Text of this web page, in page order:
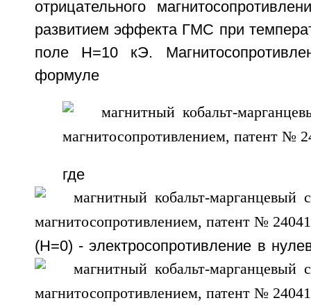
отрицательного
развитием эффекта ГМС при
поле H=10 кЭ.
формуле
где
(Н=0) - электросопротивление в